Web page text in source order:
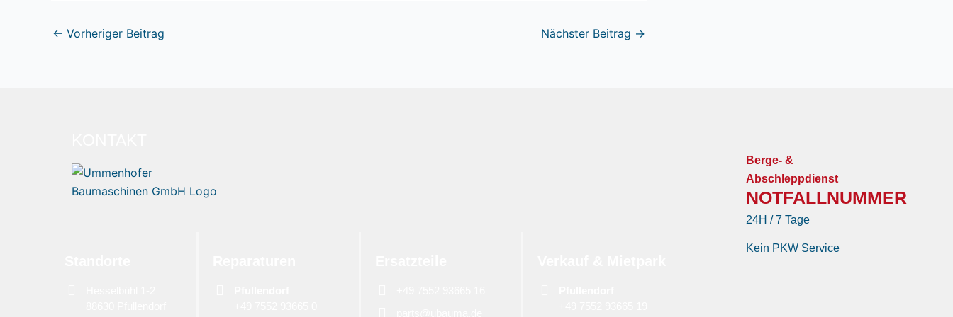
← Vorheriger Beitrag Nächster Beitrag →
Berge- &
Abschleppdienst
NOTFALLNUMMER
24H / 7 Tage
Kein PKW Service